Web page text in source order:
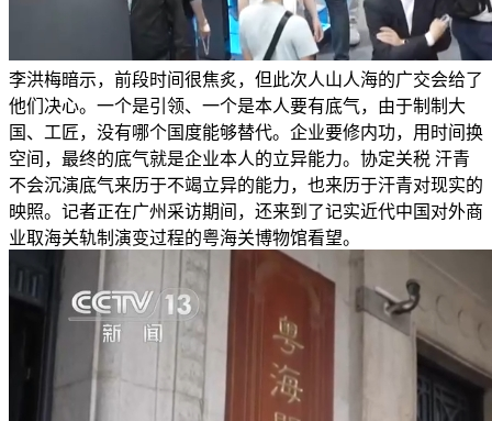
李洪梅暗示，前段时间很焦炙，但此次人山人海的广交会给了
他们决心。一个是引领、一个是本人要有底气，由于制制大
国、工匠，没有哪个国度能够替代。企业要修内功，用时间换
空间，最终的底气就是企业本人的立异能力。协定关税 汗青
不会沉演底气来历于不竭立异的能力，也来历于汗青对现实的
映照。记者正在广州采访期间，还来到了记实近代中国对外商
业取海关轨制演变过程的粤海关博物馆看望。